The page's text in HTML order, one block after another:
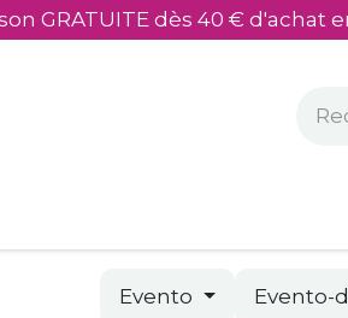
GRATUITE dès 40 € d'achat
Evento Evento-